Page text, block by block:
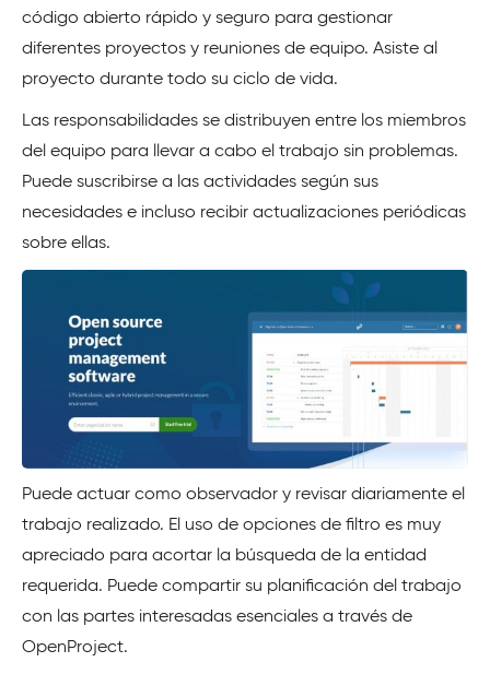
código abierto rápido y seguro para gestionar
diferentes proyectos y reuniones de equipo. Asiste al
proyecto durante todo su ciclo de vida.
Las responsabilidades se distribuyen entre los miembros
del equipo para llevar a cabo el trabajo sin problemas.
Puede suscribirse a las actividades según sus
necesidades e incluso recibir actualizaciones periódicas
sobre ellas.
Puede actuar como observador y revisar diariamente el
trabajo realizado. El uso de opciones de filtro es muy
apreciado para acortar la búsqueda de la entidad
requerida. Puede compartir su planificación del trabajo
con las partes interesadas esenciales a través de
OpenProject.